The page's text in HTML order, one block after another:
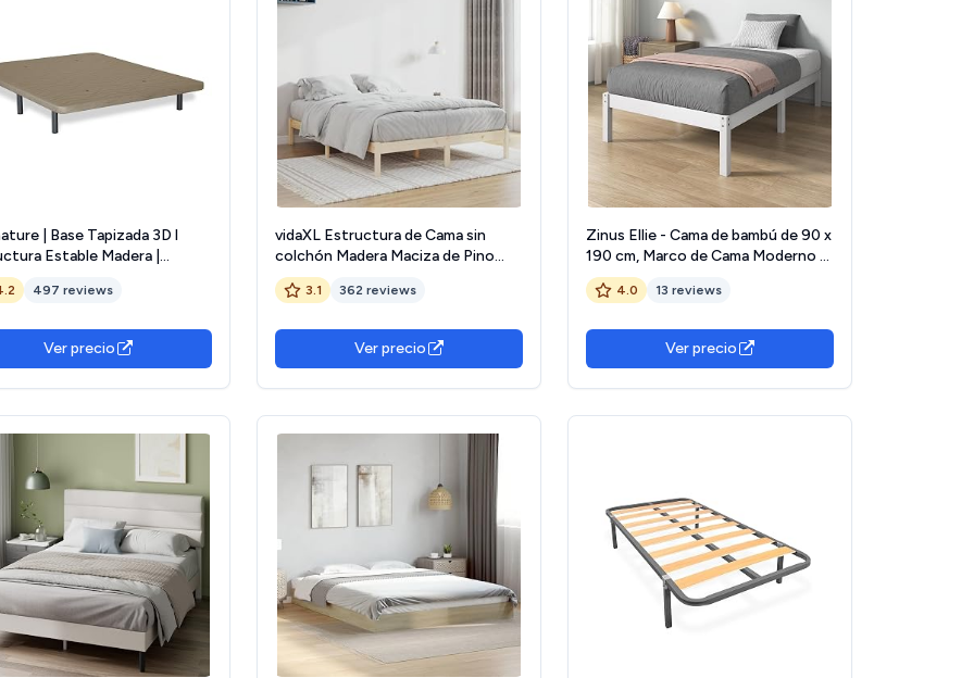
| Base Tapizada 3D l
Estable Madera |
Metálico Super
| Transpirable
Base + Patas +/- 30 cm (150
cm, Beige)
497 reviews
Ver precio
vidaXL Estructura de Cama sin
colchón Madera Maciza de Pino
152x203 cm, Marcos de Cama,
Marco de Cama de Madera, Base de
3.1 362 reviews
Ver precio
Zinus Ellie - Cama de bambú de 90 x
190 cm, Marco de Cama Moderno y
Ligero con somier de láminas de
Madera, 35,5 cm de Espacio de
diseño ecológico - Blanco
4.0 13 reviews
Ver precio